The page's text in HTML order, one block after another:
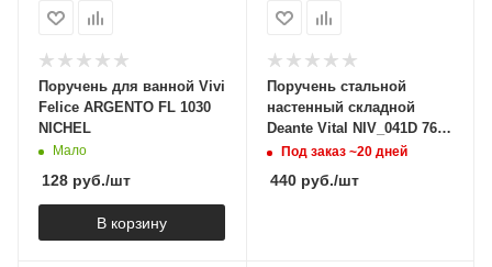
Поручень для ванной Vivi
Felice ARGENTO FL 1030
NICHEL
Мало
128 руб./шт
В корзину
Поручень стальной
настенный складной
Deante Vital NIV_041D 760
ммПод заказ ~20 дней
440руб./шт